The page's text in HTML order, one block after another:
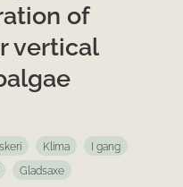
of
vertical
Klima
I gang
Gladsaxe